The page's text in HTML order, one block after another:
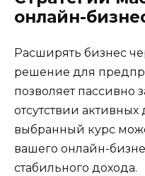
онлайн-
Расширять бизнес
решение для
позволяет пассивно
отсутствии
выбранный курс
вашего онлайн-
стабильного дохода.